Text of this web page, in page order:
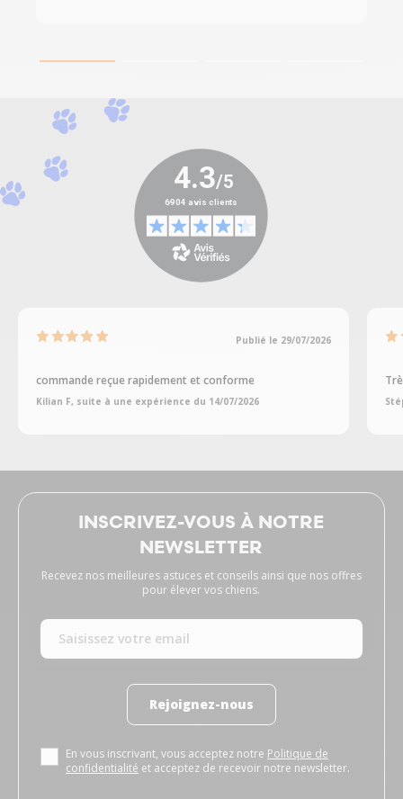
Publié le 29/07/2026
commande reçue rapidement et conforme
Kilian F, suite à une expérience du 14/07/2026
INSCRIVEZ-VOUS À NOTRE
NEWSLETTER
Recevez nos meilleures astuces et conseils ainsi que nos offres
pour élever vos chiens.
Rejoignez-nous
En vous inscrivant, vous acceptez notre Politique de
confidentialité et acceptez de recevoir notre newsletter.